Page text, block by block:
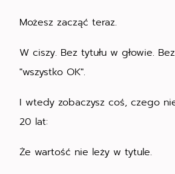
Możesz zacząć teraz.
W ciszy. Bez tytułu w głowie.
"wszystko OK".
I wtedy zobaczysz coś, czego
20 lat:
Że wartość nie leży w tytule.